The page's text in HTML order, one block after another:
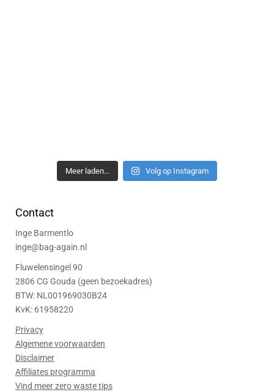
Meer laden... Volg op Instagram
Contact
Inge Barmentlo
inge@bag-again.nl
Fluwelensingel 90
2806 CG Gouda (geen bezoekadres)
BTW: NL001969030B24
KvK: 61958220
Privacy
Algemene voorwaarden
Disclaimer
Affiliates programma
Vind meer zero waste tips